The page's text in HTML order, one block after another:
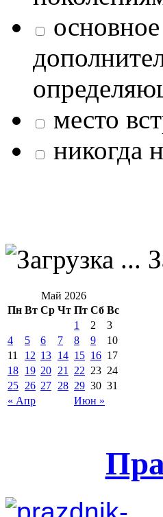
место
никогда
Май 2026
Пн Вт Ср Чт Пт Сб Вс
« Апр Июн »
1 2
3
4
5 6 7 8 9
10
11
12 13 14 15 16 17
18 19 20 21 22 23 24
25 26 27 28 29 30 31